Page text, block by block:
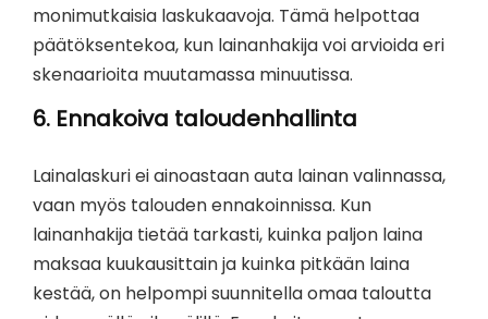
monimutkaisia laskukaavoja. Tämä helpottaa
päätöksentekoa, kun lainanhakija voi arvioida eri
skenaarioita muutamassa minuutissa.
6. Ennakoiva taloudenhallinta
Lainalaskuri ei ainoastaan auta lainan valinnassa,
vaan myös talouden ennakoinnissa. Kun
lainanhakija tietää tarkasti, kuinka paljon laina
maksaa kuukausittain ja kuinka pitkään laina
kestää, on helpompi suunnitella omaa taloutta